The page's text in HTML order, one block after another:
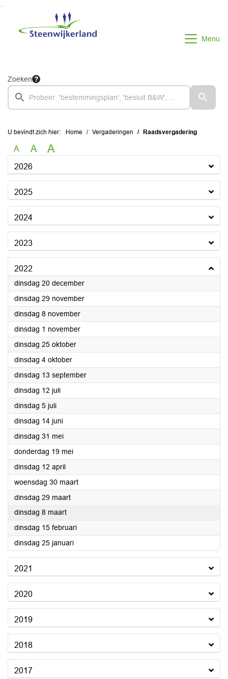
Ga naar de inhoud van deze pagina
Menu
Zoeken
U bevindt zich hier: Home Vergaderingen Raadsvergadering
A A A
2026
2025
2024
2023
2022
dinsdag 20 december2022
dinsdag 29 november2022
dinsdag 8 november2022
dinsdag 1 november2022
dinsdag 25 oktober2022
dinsdag 4 oktober2022
dinsdag 13 september2022
dinsdag 12 juli2022
dinsdag 5 juli2022
dinsdag 14 juni2022
dinsdag 31 mei2022
donderdag 19 mei2022
dinsdag 12 april2022
woensdag 30 maart2022
dinsdag 29 maart2022
dinsdag 8 maart2022
dinsdag 15 februari2022
dinsdag 25 januari2022
2021
2020
2019
2018
2017